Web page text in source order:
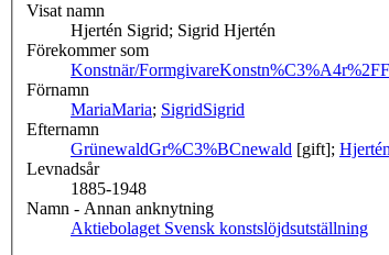
Visat namn
Hjertén Sigrid; Sigrid Hjertén
Förekommer som
Konstnär/Formgivare
Förnamn
MariaMaria; SigridSigrid
Efternamn
GrünewaldGr%C3%BCnewald [gift]; Hjertén
Levnadsår
1885-1948
Namn - Annan anknytning
Aktiebolaget Svensk konstslöjdsutställning